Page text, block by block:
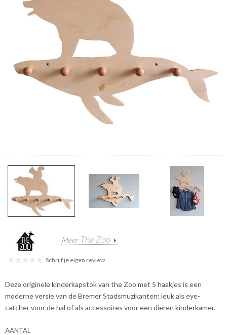
Meer The Zoo
Schrijf je eigen review
Deze originele kinderkapstok van the Zoo met 5 haakjes is een
moderne versie van de Bremer Stadsmuzikanten; leuk als eye-
catcher voor de hal of als accessoires voor een dieren kinderkamer.
AANTAL